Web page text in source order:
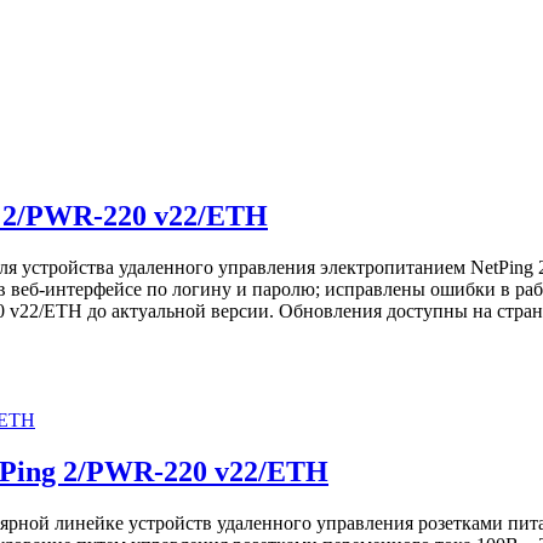
PWR-220 v22/ETH
удаленного управления электропитанием
веб-интерфейсе по логину и паролю; исправлены ошибки в
ETH до актуальной версии. Обновления доступны на
2/PWR-220 v22/ETH
линейке устройств удаленного управления розетками